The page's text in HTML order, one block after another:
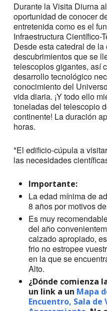
Durante la Visita Diurna
oportunidad de conocer
entretenida como es el
Infraestructura Científico-
Desde esta catedral de
descubrimientos que se
telescopios gigantes, así
desarrollo tecnológico
conocimiento del
vida diaria. ¡Y todo ello
toneladas del telescopio
continente! La duración
horas.
*El edificio-cúpula a
las necesidades
Importante:
La edad mínima de
8 años por motivos
Es muy
del año
calzado apropiado,
frio no estropee
en la que se
Alto.
¿Dónde comienza
un link a un Mapa
Encuentro, Sala de